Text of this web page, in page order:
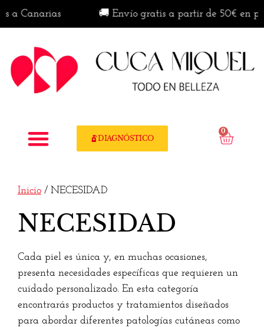
🚚 Envío gratis a partir de 50€ en
DIAGNÓSTICO
0
Inicio / NECESIDAD
NECESIDAD
Cada piel es única y, en muchas ocasiones,
presenta necesidades específicas que requieren un
cuidado personalizado. En esta categoría
encontrarás productos y tratamientos diseñados
para abordar diferentes patologías cutáneas como